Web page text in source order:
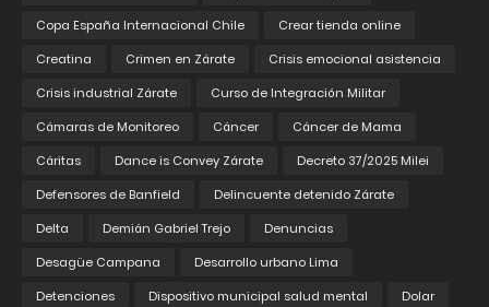
Copa España Internacional Chile
Crear tienda online
Creatina
Crimen en Zárate
Crisis emocional asistencia
Crisis industrial Zárate
Curso de Integración Militar
Cámaras de Monitoreo
Cáncer
Cáncer de Mama
Cáritas
Dance is Convey Zárate
Decreto 37/2025 Milei
Defensores de Banfield
Delincuente detenido Zárate
Delta
Demián Gabriel Trejo
Denuncias
Desagüe Campana
Desarrollo urbano Lima
Detenciones
Dispositivo municipal salud mental
Dolar